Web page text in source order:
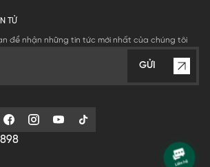
TỬ
để nhận những tin tức mới nhất của chúng tôi
GỬI